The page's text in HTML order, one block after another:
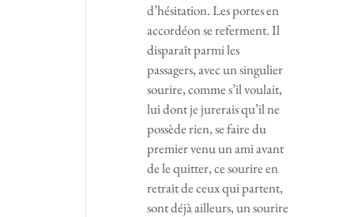
d’hésitation. Les portes en
accordéon se referment. Il
disparaît parmi les
passagers, avec un singulier
sourire, comme s’il voulait,
lui dont je jurerais qu’il ne
possède rien, se faire du
premier venu un ami avant
de le quitter, ce sourire en
retrait de ceux qui partent,
sont déjà ailleurs, un sourire